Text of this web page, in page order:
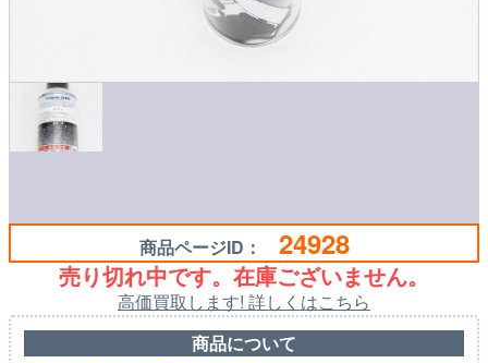
商品ページID： 24928
売り切れ中です。在庫ございません。
高価買取します! 詳しくはこちら
商品について